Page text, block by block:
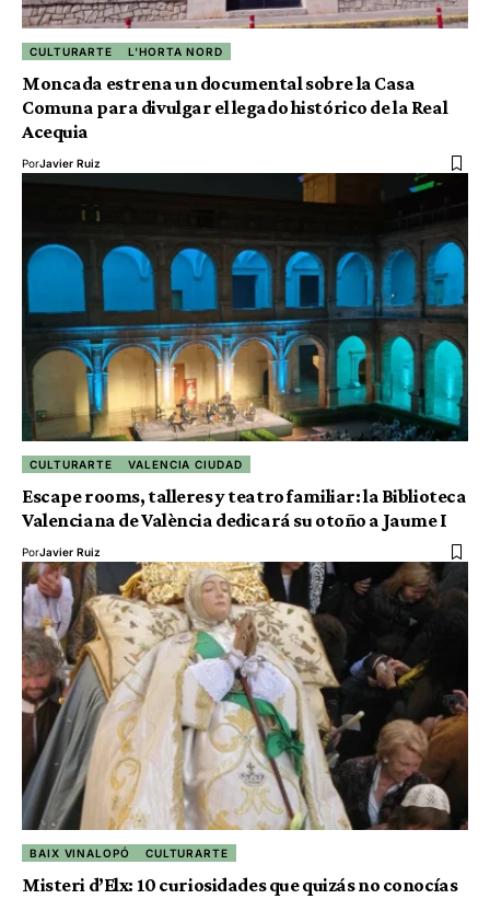
CULTURARTE L'HORTA NORD
Moncada estrena un documental sobre la Casa
Comuna para divulgar el legado histórico de la Real
Acequia
PorJavier Ruiz
CULTURARTE VALENCIA CIUDAD
Escape rooms, talleres y teatro familiar: la Biblioteca
Valenciana de València dedicará su otoño a Jaume I
PorJavier Ruiz
BAIX VINALOPÓ CULTURARTE
Misteri d’Elx: 10 curiosidades que quizás no conocías